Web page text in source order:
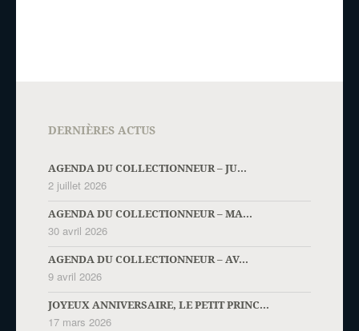
DERNIÈRES ACTUS
AGENDA DU COLLECTIONNEUR – JU...
2 juillet 2026
AGENDA DU COLLECTIONNEUR – MA...
30 avril 2026
AGENDA DU COLLECTIONNEUR – AV...
9 avril 2026
JOYEUX ANNIVERSAIRE, LE PETIT PRINC...
17 mars 2026